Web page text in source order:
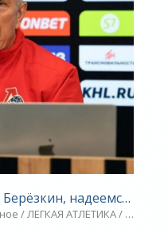
надеемся, это
/ ЛЕГКАЯ АТЛЕТИКА /